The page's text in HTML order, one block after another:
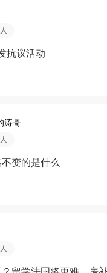
抗议活动
涛哥
变的是什么